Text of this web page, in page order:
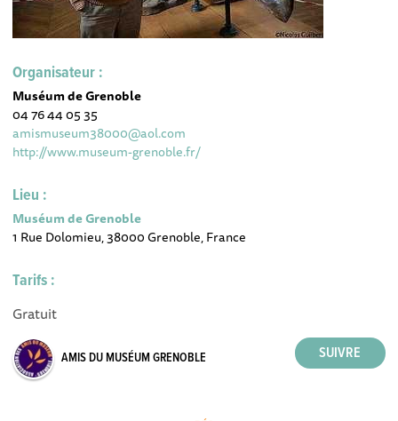
Organisateur :
Muséum de Grenoble
04 76 44 05 35
amismuseum38000@aol.com
http://www.museum-grenoble.fr/
Lieu :
Muséum de Grenoble
1 Rue Dolomieu, 38000 Grenoble, France
Tarifs :
Gratuit
AMIS DU MUSÉUM GRENOBLE